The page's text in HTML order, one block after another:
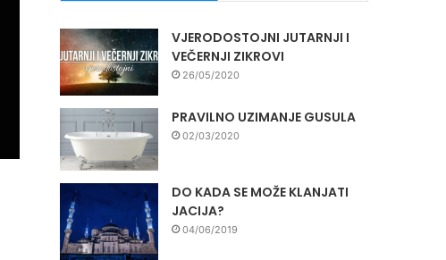
VJERODOSTOJNI JUTARNJI I
VEČERNJI ZIKROVI
26/05/2020
PRAVILNO UZIMANJE GUSULA
02/03/2020
DO KADA SE MOŽE KLANJATI
JACIJA?
04/06/2019